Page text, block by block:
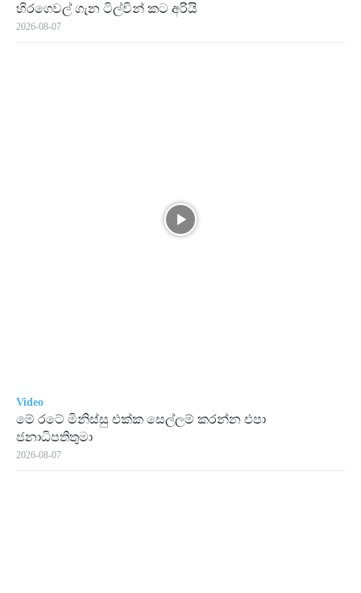
හිරගෙවල් ගැන ටිල්වින් කට අරියි
2026-08-07
Video
මේ රටේ මිනිස්සු එක්ක සෙල්ලම් කරන්න එපා
ජනාධිපතිතුමා
2026-08-07